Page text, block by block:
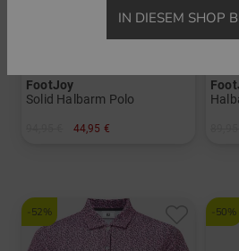
FootJoy
Solid Halbarm Polo
44,95 €
-52% -50%
IN DIESEM SHOP